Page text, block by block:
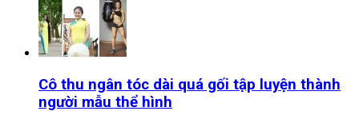
Cô thu ngân tóc dài quá gối tập luyện thành
người mẫu thể hình